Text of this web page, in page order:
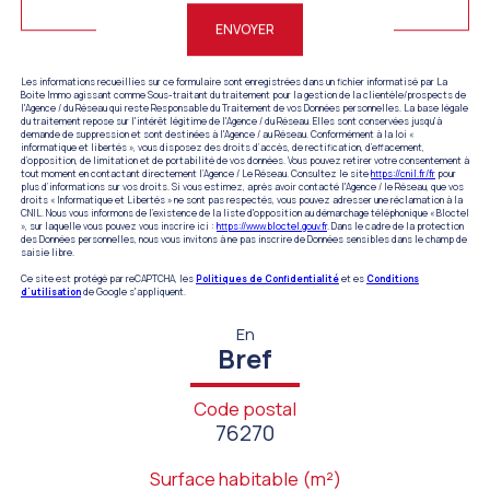
ENVOYER
Les informations recueillies sur ce formulaire sont enregistrées dans un fichier informatisé par La
Boite Immo agissant comme Sous-traitant du traitement pour la gestion de la clientèle/prospects de
l'Agence / du Réseau qui reste Responsable du Traitement de vos Données personnelles. La base légale
du traitement repose sur l'intérêt légitime de l'Agence / du Réseau. Elles sont conservées jusqu'à
demande de suppression et sont destinées à l'Agence / au Réseau. Conformément à la loi «
informatique et libertés », vous disposez des droits d’accès, de rectification, d’effacement,
d’opposition, de limitation et de portabilité de vos données. Vous pouvez retirer votre consentement à
tout moment en contactant directement l’Agence / Le Réseau. Consultez le sitehttps://cnil.fr/fr pour
plus d’informations sur vos droits. Si vous estimez, après avoir contacté l'Agence / le Réseau, que vos
droits « Informatique et Libertés » ne sont pas respectés, vous pouvez adresser une réclamation à la
CNIL. Nous vous informons de l’existence de la liste d'opposition au démarchage téléphonique « Bloctel
», sur laquelle vous pouvez vous inscrire ici : https://www.bloctel.gouv.fr. Dans le cadre de la protection
des Données personnelles, nous vous invitons à ne pas inscrire de Données sensibles dans le champ de
saisie libre.
Ce site est protégé par reCAPTCHA, lesPolitiques de Confidentialitéet esConditions
d'utilisationde Google s'appliquent.
En
Bref
Code postal
76270
Surface habitable (m²)